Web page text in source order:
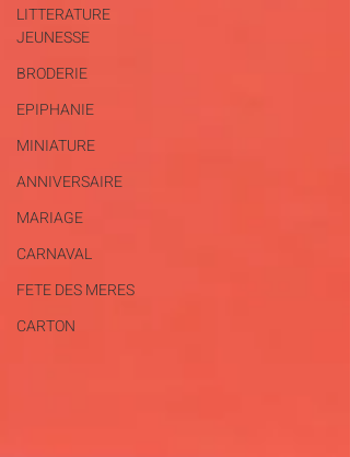
LITTERATURE
JEUNESSE
BRODERIE
EPIPHANIE
MINIATURE
ANNIVERSAIRE
MARIAGE
CARNAVAL
FETE DES MERES
CARTON